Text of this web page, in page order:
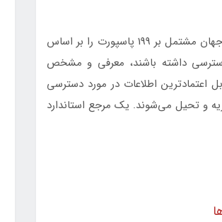
هنلی اصلی‌ترین و معتبرترین سایتی است که رتبه بندی تمام پاسپورت‌های جهان مشتمل بر 199 پاسپورت را بر اساس
دسترسی داشته باشند، معرفی و مشخص
اعتمادترین اطلاعات در مورد دسترسی
و تحیل می‌شوند. یک مرجع استاندارد